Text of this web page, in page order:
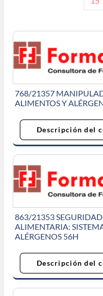
768/21357
ALIMENTOS Y
Descripción del
863/21353 SEGURIDAD
ALIMENTARIA:
ALÉRGENOS 56H
Descripción del